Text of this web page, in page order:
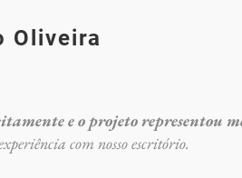
Oliveira
e o projeto representou
com nosso escritório.